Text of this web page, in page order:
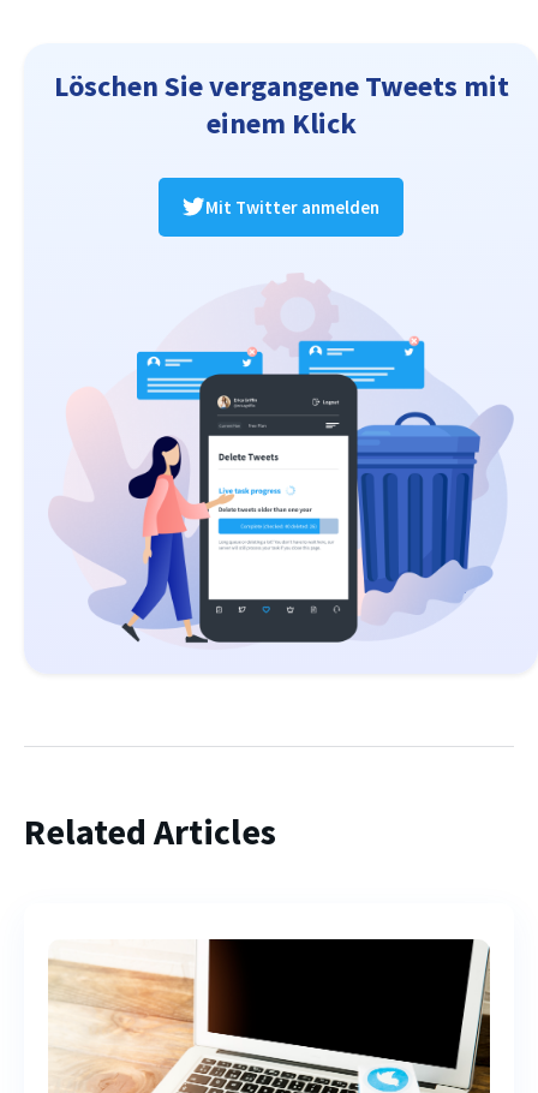
Löschen Sie vergangene Tweets mit
einem Klick
Mit Twitter anmelden
Related Articles